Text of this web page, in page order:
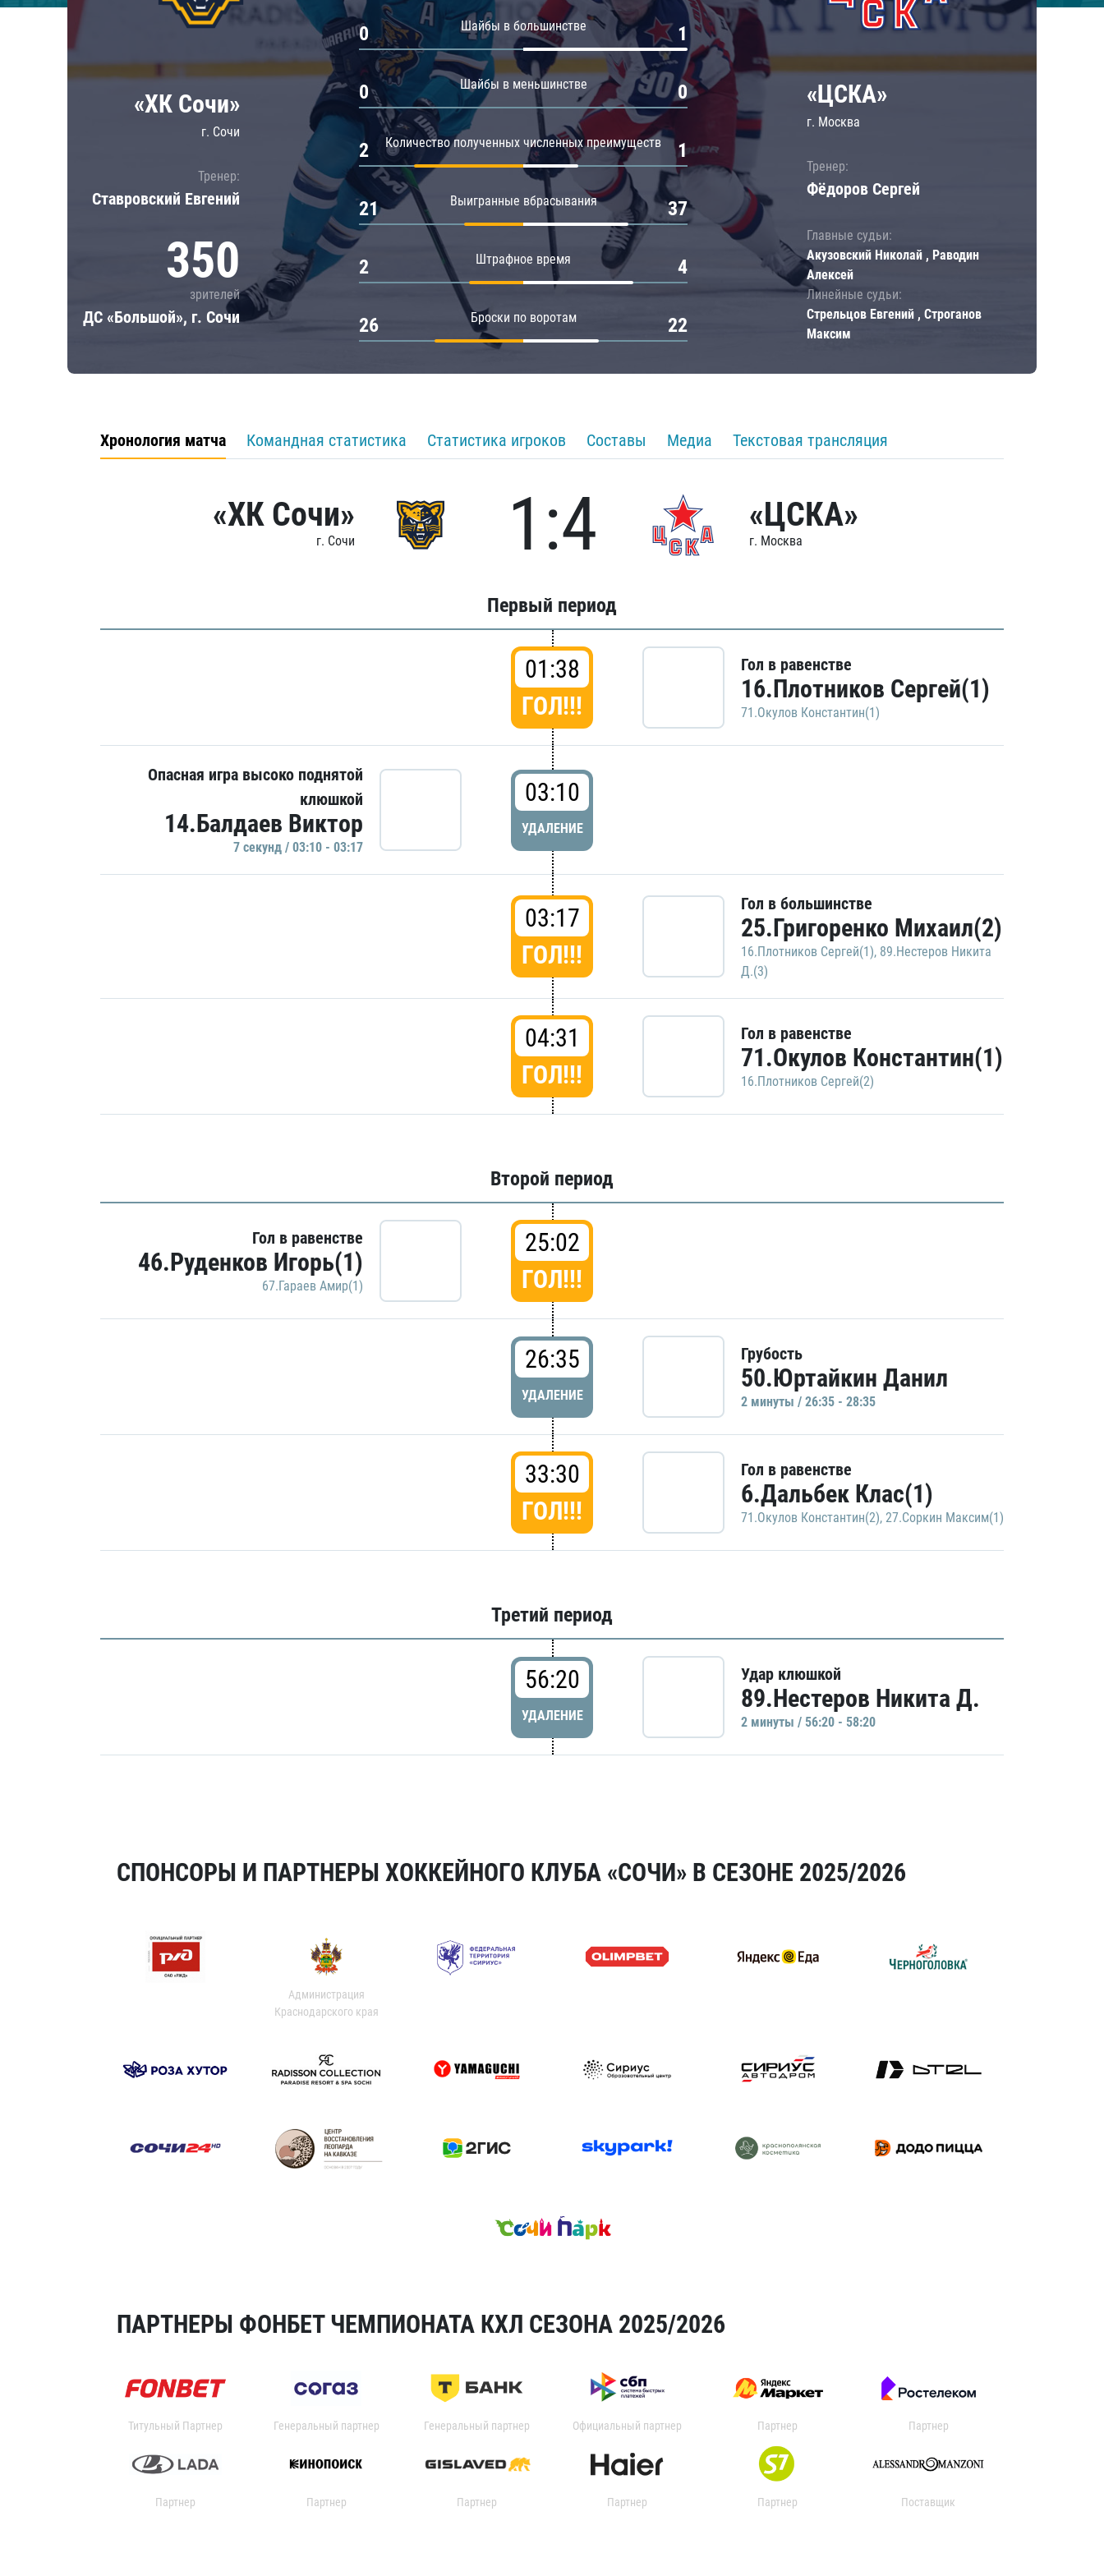
Локомотив
ЦСКА
Шанхайские Драконы
Амур
Барыс
Салават Юлаев
«ХК Сочи»
г. Сочи
Тренер:
Ставровский Евгений
350
зрителей
ДС «Большой», г. Сочи
Шайбы в большинстве
0 1
Шайбы в меньшинстве
0 0
Количество полученных численных преимуществ
2 1
Выигранные вбрасывания
21 37
Штрафное время
2 4
Броски по воротам
26 22
«ЦСКА»
г. Москва
Тренер:
Фёдоров Сергей
Главные судьи:
Акузовский Николай , Раводин
Алексей
Линейные судьи:
Стрельцов Евгений , Строганов
Максим
Хронология матча Командная статистика Статистика игроков Составы Медиа Текстовая трансляция
«ХК Сочи»
г. Сочи 1:4 «ЦСКА»
г. Москва
Первый период
01:38
ГОЛ!!!
Гол в равенстве
16.Плотников Сергей(1)
71.Окулов Константин(1)
Опасная игра высоко поднятой
клюшкой
14.Балдаев Виктор
7 секунд / 03:10 - 03:17
03:10
УДАЛЕНИЕ
03:17
ГОЛ!!!
Гол в большинстве
25.Григоренко Михаил(2)
16.Плотников Сергей(1), 89.Нестеров Никита
Д.(3)
04:31
ГОЛ!!!
Гол в равенстве
71.Окулов Константин(1)
16.Плотников Сергей(2)
Второй период
Гол в равенстве
46.Руденков Игорь(1)
67.Гараев Амир(1)
25:02
ГОЛ!!!
26:35
УДАЛЕНИЕ
Грубость
50.Юртайкин Данил
2 минуты / 26:35 - 28:35
33:30
ГОЛ!!!
Гол в равенстве
6.Дальбек Клас(1)
71.Окулов Константин(2), 27.Соркин Максим(1)
Третий период
56:20
УДАЛЕНИЕ
Удар клюшкой
89.Нестеров Никита Д.
2 минуты / 56:20 - 58:20
СПОНСОРЫ И ПАРТНЕРЫ ХОККЕЙНОГО КЛУБА «СОЧИ» В СЕЗОНЕ 2025/2026
Администрация
Краснодарского края
ПАРТНЕРЫ ФОНБЕТ ЧЕМПИОНАТА КХЛ СЕЗОНА 2025/2026
Титульный Партнер Генеральный партнер Генеральный партнер Официальный партнер Партнер Партнер
Партнер Партнер Партнер Партнер Партнер Поставщик